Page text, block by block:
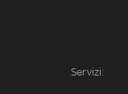
Servizi: